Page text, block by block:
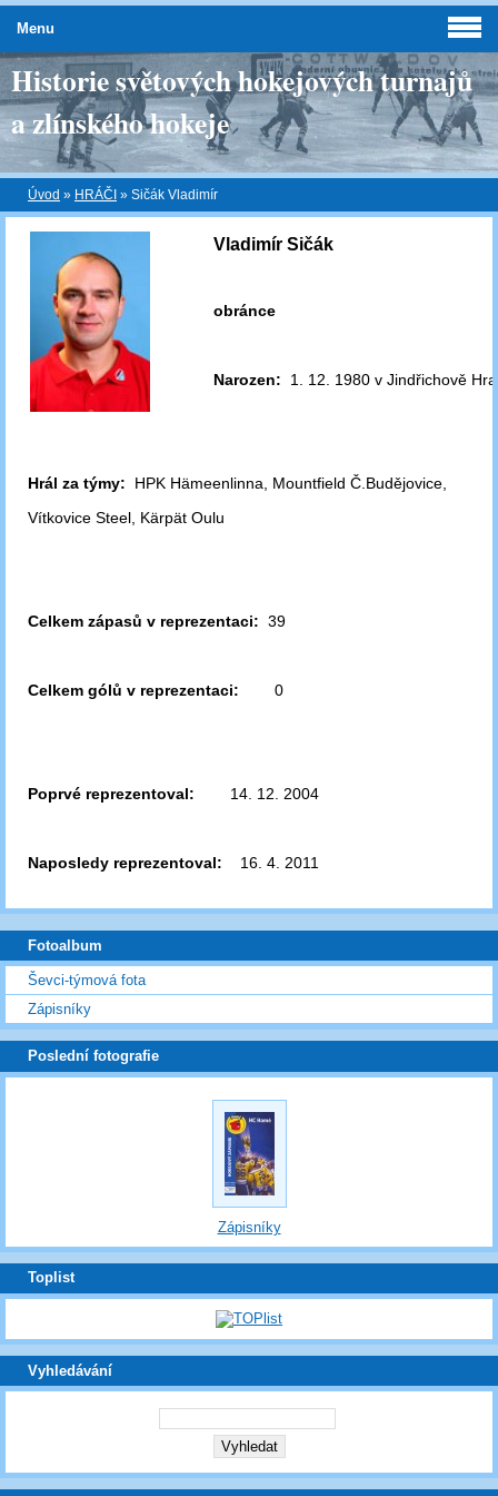
Historie světových hokejových turnajů
a zlínského hokeje
Úvod » HRÁČI » Sičák Vladimír
Vladimír Sičák
obránce
Narozen: 1. 12. 1980 v Jindřichově
Hrál za týmy: HPK Hämeenlinna, Mountfield Č.Budějovice,
Vítkovice Steel, Kärpät Oulu
Celkem zápasů v reprezentaci: 39
Celkem gólů v reprezentaci: 0
Poprvé reprezentoval: 14. 12. 2004
Naposledy reprezentoval: 16. 4. 2011
Menu
Fotoalbum
Ševci-týmová fota
Zápisníky
Poslední fotografie
Zápisníky
Toplist
Vyhledávání